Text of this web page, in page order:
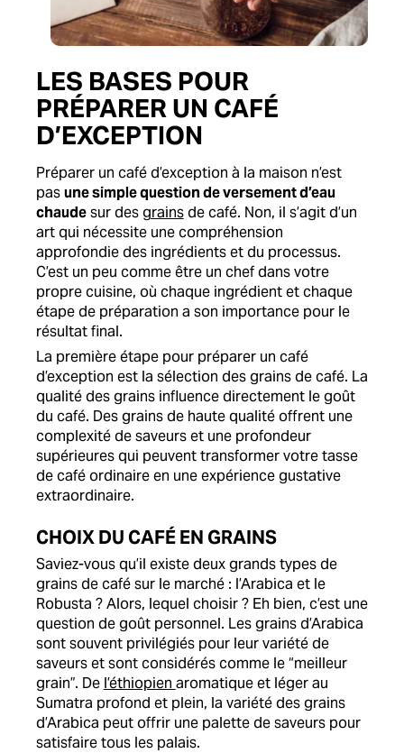
LES BASES POUR
PRÉPARER UN CAFÉ
D’EXCEPTION
Préparer un café d’exception à la maison n’est
pasune simple question de versement d’eau
chaudesur desgrainsde café. Non, il s’agit d’un
art qui nécessite une compréhension
approfondie des ingrédients et du processus.
C’est un peu comme être un chef dans votre
propre cuisine, où chaque ingrédient et chaque
étape de préparation a son importance pour le
résultat final.
La première étape pour préparer un café
d’exception est la sélection des grains de café. La
qualité des grains influence directement le goût
du café. Des grains de haute qualité offrent une
complexité de saveurs et une profondeur
supérieures qui peuvent transformer votre tasse
de café ordinaire en une expérience gustative
extraordinaire.
CHOIX DU CAFÉ EN GRAINS
Saviez-vous qu’il existe deux grands types de
grains de café sur le marché : l’Arabica et le
Robusta ? Alors, lequel choisir ? Eh bien, c’est une
question de goût personnel. Les grains d’Arabica
sont souvent privilégiés pour leur variété de
saveurs et sont considérés comme le “meilleur
grain”. De l’éthiopien aromatique et léger au
Sumatra profond et plein, la variété des grains
d’Arabica peut offrir une palette de saveurs pour
satisfaire tous les palais.